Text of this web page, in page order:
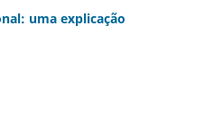
uma explicação